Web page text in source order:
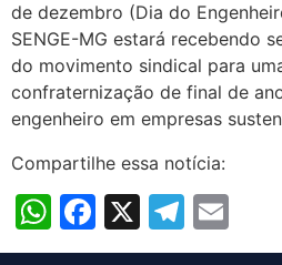
de dezembro (Dia do
SENGE-MG estará recebendo
do movimento sindical para
confraternização de final de
engenheiro em empresas
Compartilhe essa notícia:
WhatsApp
Facebook
X